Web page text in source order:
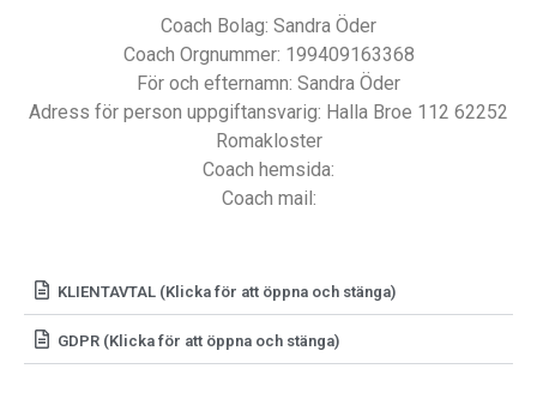
Coach Bolag: Sandra Öder
Coach Orgnummer: 199409163368
För och efternamn: Sandra Öder
Adress för person uppgiftansvarig: Halla Broe 112 62252
Romakloster
Coach hemsida:
Coach mail: